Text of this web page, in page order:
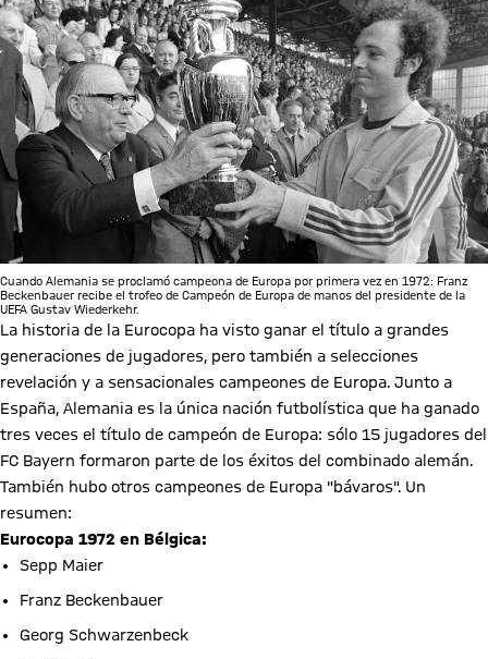
Cuando Alemania se proclamó campeona de Europa por primera vez en 1972: Franz
Beckenbauer recibe el trofeo de Campeón de Europa de manos del presidente de la
UEFA Gustav Wiederkehr.
La historia de la Eurocopa ha visto ganar el título a grandes
generaciones de jugadores, pero también a selecciones
revelación y a sensacionales campeones de Europa. Junto a
España, Alemania es la única nación futbolística que ha ganado
tres veces el título de campeón de Europa: sólo 15 jugadores del
FC Bayern formaron parte de los éxitos del combinado alemán.
También hubo otros campeones de Europa "bávaros". Un
resumen:
Eurocopa 1972 en Bélgica:
Sepp Maier
Franz Beckenbauer
Georg Schwarzenbeck